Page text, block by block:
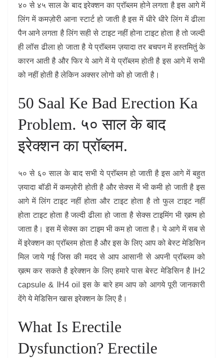
४० से ४५ साल के बाद इरेक्शन का प्रॉब्लम होने लगता है इस आगे में
लिंग में कमज़ोरी आना स्टार्ट हो जाती है इस में धीरे धीरे लिंग में ढीला
पैन आने लगता है लिंग सही से टाइट नहीं होना टाइट होता है तो जल्दी
ही लॉस ढीला हो जाता है ये प्रॉब्लम ज़यादा तर बचपन में हस्तमितुं के
कारन आती है और फिर ये आगे में ये प्रॉब्लम होती है इस आगे में सभी
को नहीं होती है लेकिन अक्सर लोगो को हो जाती है।
50 Saal Ke Bad Erection Ka
Problem. ५० साल के बाद
इरेक्शन का प्रॉब्लम.
५० से ६० साल के बाद सभी ये प्रॉब्लम हो जाती है इस आगे में बहुत
ज़यादा बॉडी में कमज़ोरी होती है और सेक्स में भी कमी हो जाती है इस
आगे में लिंग टाइट नहीं होता और टाइट होता है तो फुल टाइट नहीं
होता टाइट होता है जल्दी ढीला हो जाता है सेक्स टाइमिंग भी ख़त्म हो
जाता है। इस में सेक्स का टाइम भी कम हो जाता है। ये आगे में सब से
में इरेक्शन का प्रॉब्लम होता है और इस के लिए आप को बेस्ट मेडिसिन
मिल जाये गई जिस की मदद से आप आसानी से अपनी प्रॉब्लम को
ख़त्म कर सकते है इरेक्शन के लिए हमारे पास बेस्ट मेडिसिन है IH2
capsule & IH4 oil इस के बारे हम आप को आगये पूरी जानकारी
देंगे ये मेडिसिन खास इरेक्शन के लिए है।
What Is Erectile
Dysfunction? Erectile